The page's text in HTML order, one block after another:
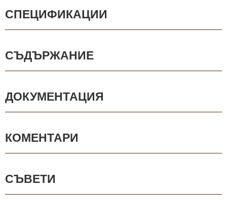
СПЕЦИФИКАЦИИ
СЪДЪРЖАНИЕ
ДОКУМЕНТАЦИЯ
КОМЕНТАРИ
СЪВЕТИ